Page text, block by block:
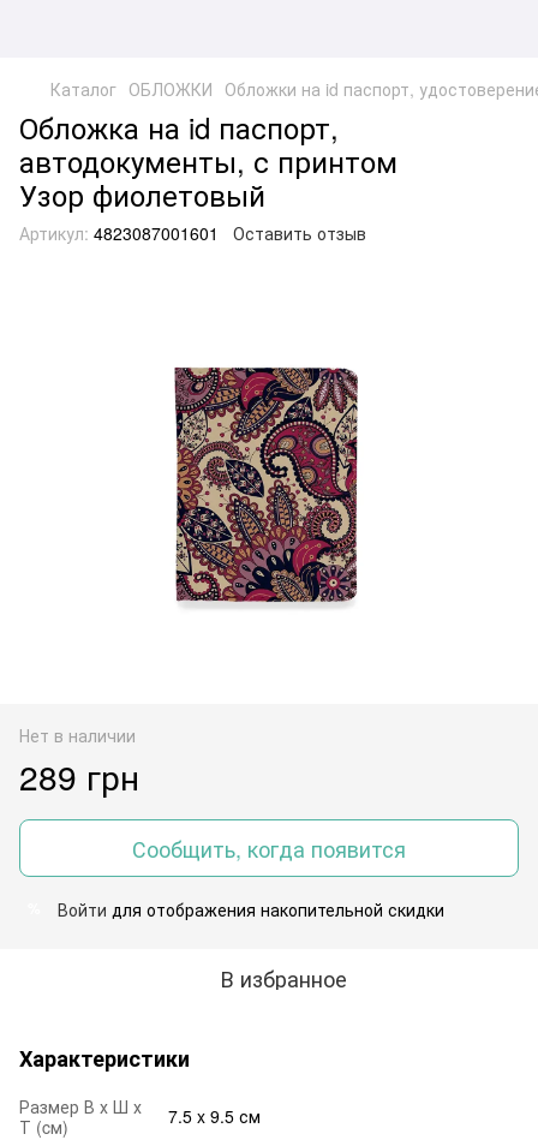
Каталог ОБЛОЖКИ Обложки на id паспорт,
Обложка на id паспорт,
автодокументы, с принтом
Узор фиолетовый
Артикул: 4823087001601 Оставить отзыв
Нет в наличии
289 грн
Сообщить, когда появится
Войти для отображения накопительной скидки
В избранное
Характеристики
Размер В х Ш х
Т (cм)
7.5 x 9.5 см